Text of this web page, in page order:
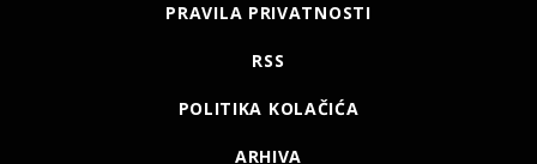
PRAVILA PRIVATNOSTI
RSS
POLITIKA KOLAČIĆA
ARHIVA